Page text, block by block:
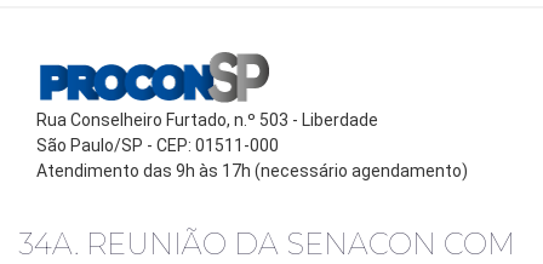
Rua Conselheiro Furtado, n.º 503 - Liberdade
São Paulo/SP - CEP: 01511-000
Atendimento das 9h às 17h (necessário agendamento)
34A. REUNIÃO DA SENACON COM